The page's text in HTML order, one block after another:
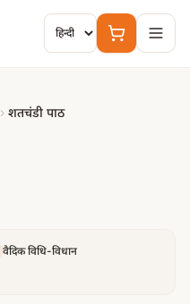
› शतचंडी पाठ
वैदिक विधि-विधान